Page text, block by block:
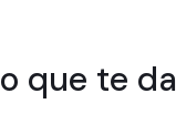
que te da